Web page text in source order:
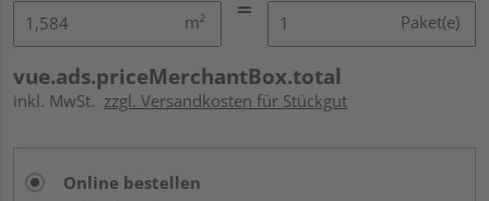
m² Paket(e)
vue.ads.priceMerchantBox.total
inkl. MwSt. zzgl. Versandkosten für Stückgut
Online bestellen